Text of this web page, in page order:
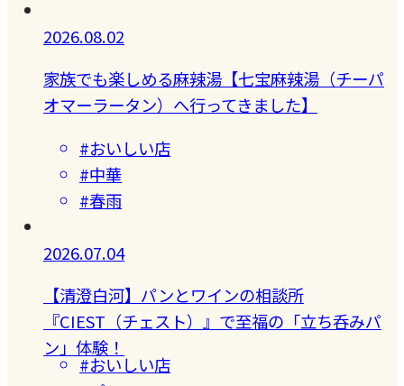
2026.08.02
家族でも楽しめる麻辣湯【七宝麻辣湯（チーパ
オマーラータン）へ行ってきました】
#おいしい店
#中華
#春雨
2026.07.04
【清澄白河】パンとワインの相談所
『CIEST（チェスト）』で至福の「立ち呑みパ
ン」体験！
#おいしい店